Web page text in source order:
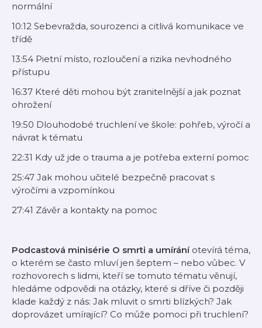
normální
10:12 Sebevražda, sourozenci a citlivá komunikace ve
třídě
13:54 Pietní místo, rozloučení a rizika nevhodného
přístupu
16:37 Které děti mohou být zranitelnější a jak poznat
ohrožení
19:50 Dlouhodobé truchlení ve škole: pohřeb, výročí a
návrat k tématu
22:31 Kdy už jde o trauma a je potřeba externí pomoc
25:47 Jak mohou učitelé bezpečně pracovat s
výročími a vzpomínkou
27:41 Závěr a kontakty na pomoc
Podcastová minisérie O smrti a umírání otevírá téma,
o kterém se často mluví jen šeptem – nebo vůbec. V
rozhovorech s lidmi, kteří se tomuto tématu věnují,
hledáme odpovědi na otázky, které si dříve či později
klade každý z nás: Jak mluvit o smrti blízkých? Jak
doprovázet umírající? Co může pomoci při truchlení?